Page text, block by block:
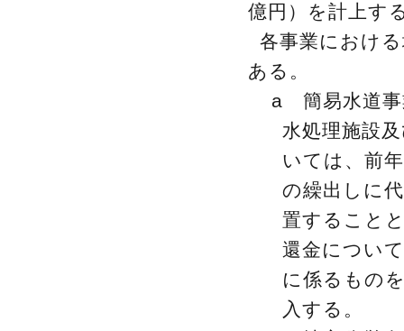
億円）を計上す
各事業におけ
ある。
a 簡易水道事
水処理施設
いては、前
の繰出しに
置すること
還金につい
に係るもの
入する。